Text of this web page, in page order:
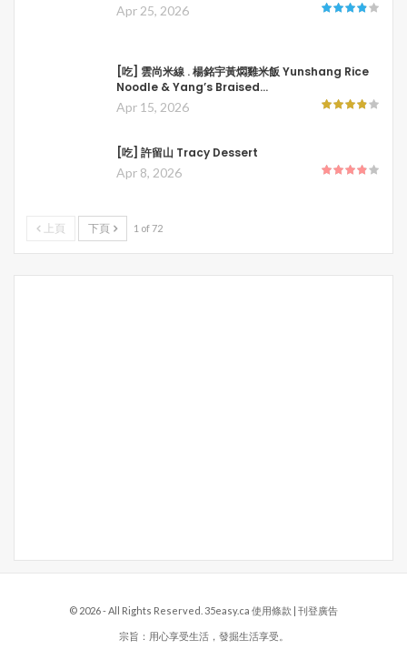
Apr 25, 2026
[吃] 雲尚米線 . 楊銘宇黃燜雞米飯 Yunshang Rice
Noodle & Yang’s Braised…
Apr 15, 2026
[吃] 許留山 Tracy Dessert
Apr 8, 2026
上頁 下頁 1 of 72
© 2026 - All Rights Reserved. 35easy.ca 使用條款 刊登廣告
宗旨：用心享受生活，發掘生活享受。